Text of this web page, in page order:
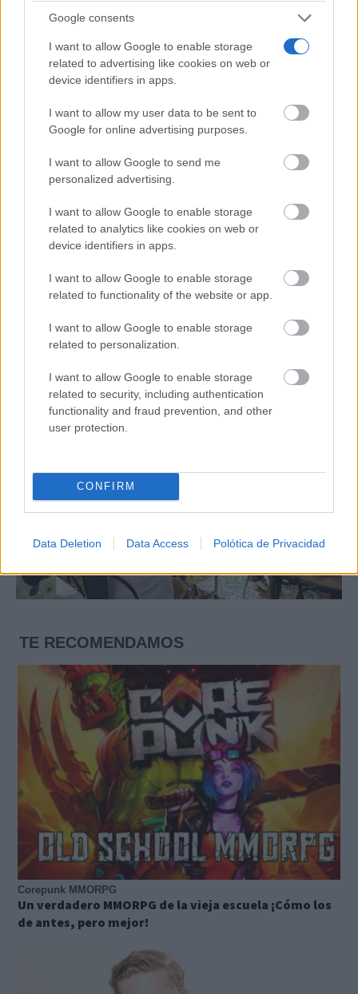
Google consents
I want to allow Google to enable storage
related to advertising like cookies on web or
device identifiers in apps.
I want to allow my user data to be sent to
Google for online advertising purposes.
I want to allow Google to send me
personalized advertising.
I want to allow Google to enable storage
related to analytics like cookies on web or
device identifiers in apps.
I want to allow Google to enable storage
related to functionality of the website or app.
I want to allow Google to enable storage
related to personalization.
I want to allow Google to enable storage
related to security, including authentication
functionality and fraud prevention, and other
user protection.
CONFIRM
Data Deletion Data Access Polótica de Privacidad
TE RECOMENDAMOS
Corepunk MMORPG
Un verdadero MMORPG de la vieja escuela ¡Cómo los
de antes, pero mejor!